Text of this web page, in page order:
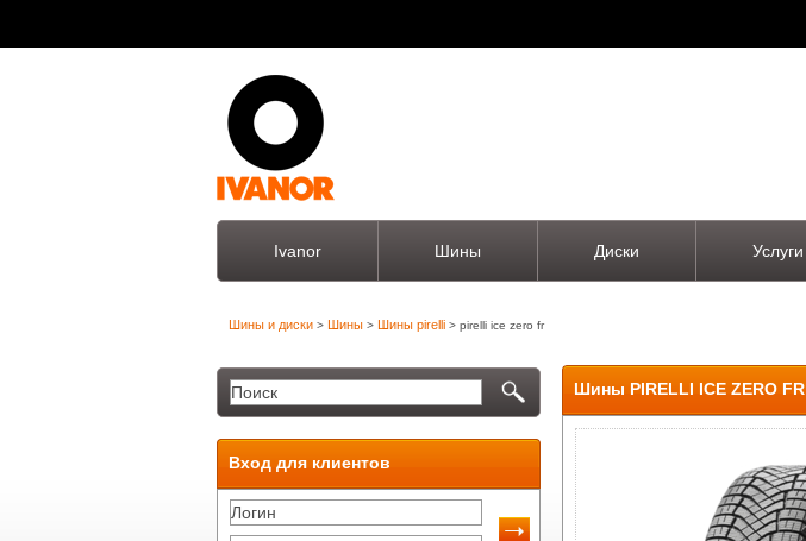
Ivanor Шины Диски Услуги
Шины и диски > Шины > Шины pirelli > pirelli ice zero fr
Вход для клиентов
Шины PIRELLI ICE ZERO FR